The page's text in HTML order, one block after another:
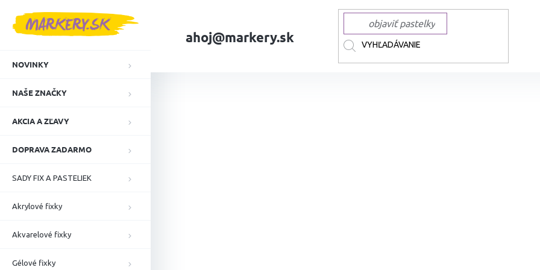
ahoj@markery.sk
NOVINKY
NAŠE ZNAČKY
AKCIA A ZĽAVY
DOPRAVA ZADARMO
SADY FIX A PASTELIEK
Akrylové fixky
Akvarelové fixky
Gélové fixky